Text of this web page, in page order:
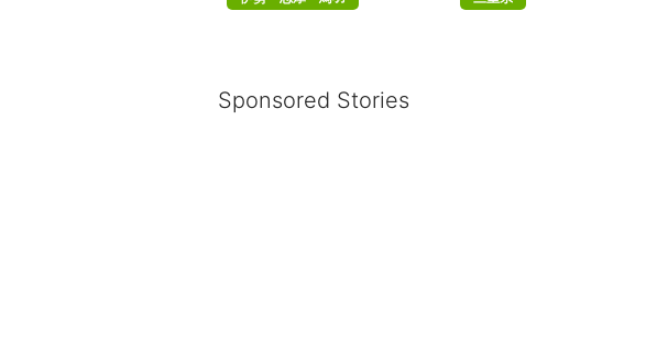
Sponsored Stories